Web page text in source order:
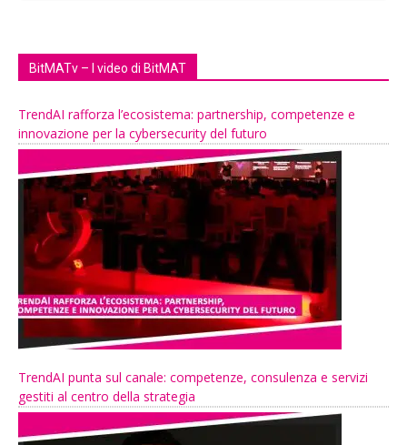
BitMATv – I video di BitMAT
TrendAI rafforza l’ecosistema: partnership, competenze e
innovazione per la cybersecurity del futuro
TrendAI punta sul canale: competenze, consulenza e servizi
gestiti al centro della strategia